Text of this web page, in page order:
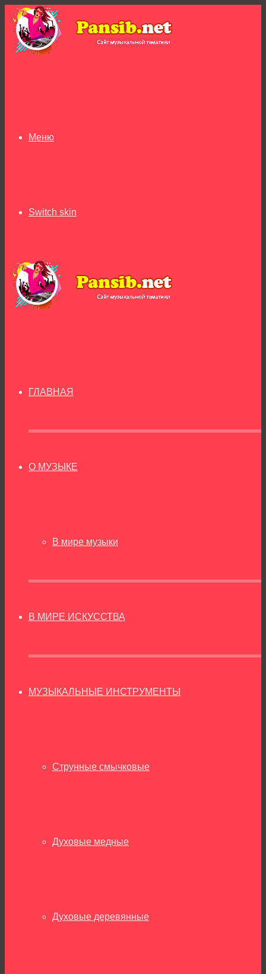
Меню
Switch skin
ГЛАВНАЯ
О МУЗЫКЕ
В мире музыки
В МИРЕ ИСКУССТВА
МУЗЫКАЛЬНЫЕ ИНСТРУМЕНТЫ
Струнные смычковые
Духовые медные
Духовые деревянные